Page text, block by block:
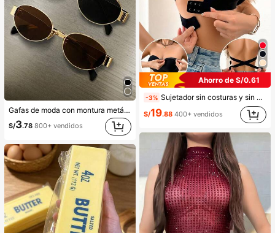
Gafas de moda con montura metálica ovalada/poligonal (media montura), adecuadas para uso diario y actividades al aire libre
S/3.78 800+ vendidos
Ahorro de S/0.61
-3% Sujetador sin costuras y sin aros para mujer, sexy con laterales antideslizantes, almohadillas extraíbles y espalda cruzada, sin tirantes, comodidad todo el día
S/19.88 400+ vendidos